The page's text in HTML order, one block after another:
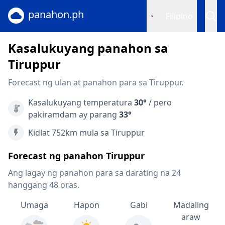
panahon.ph
Kasalukuyang panahon sa
Tiruppur
Forecast ng ulan at panahon para sa Tiruppur.
Kasalukuyang temperatura 30°/ pero
pakiramdam ay parang 33°
Kidlat 752km mula sa Tiruppur
Forecast ng panahon Tiruppur
Ang lagay ng panahon para sa darating na 24
hanggang 48 oras.
Umaga
Hapon Gabi
Madaling
araw